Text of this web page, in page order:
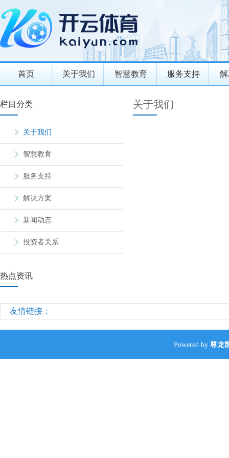
首页 关于我们 智慧教育 服务支持
栏目分类
关于我们
智慧教育
服务支持
解决方案
新闻动态
投资者关系
热点资讯
关于我们
友情链接：
Powered by 尊龙